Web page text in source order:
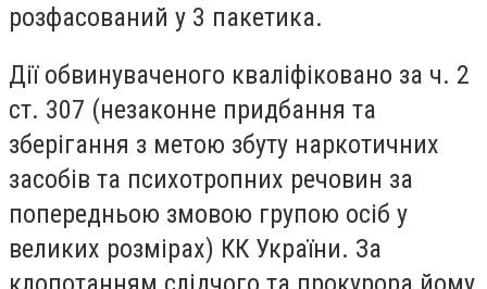
розфасований у 3 пакетика.
Дії обвинуваченого кваліфіковано за ч. 2
ст. 307 (незаконне придбання та
зберігання з метою збуту наркотичних
засобів та психотропних речовин за
попередньою змовою групою осіб у
великих розмірах) КК України. За